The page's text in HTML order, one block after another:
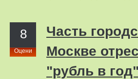
8
Оцени
Часть
Москве
"рубль в год"